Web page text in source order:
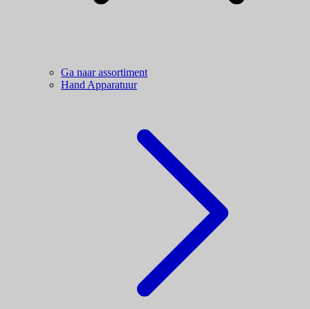
Ga naar assortiment
Hand Apparatuur